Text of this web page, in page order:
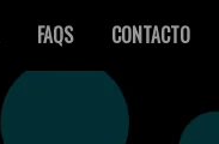
FAQS CONTACTO